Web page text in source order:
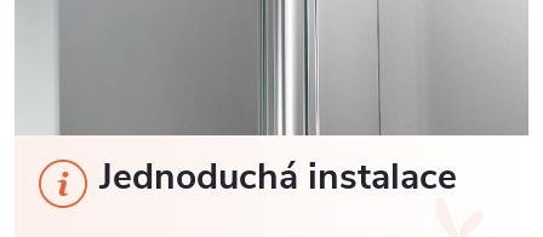
Jednoduchá instalace